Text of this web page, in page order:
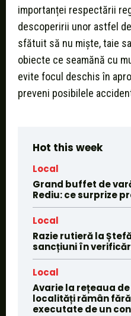
importanței respectării
descoperirii unor astfel
sfătuit să nu miște, taie
obiecte ce seamănă cu
evite focul deschis în
preveni posibilele
Hot this week
Local
Grand buffet de
Rediu: ce surprize
Local
Razie rutieră la
sancțiuni în
Local
Avarie la rețeaua de
localități rămân
executate de un